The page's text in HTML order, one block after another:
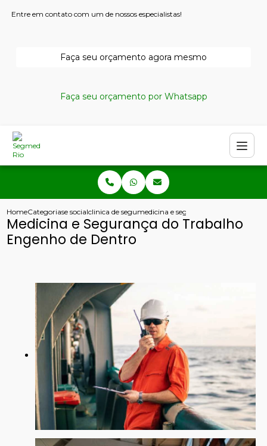
Entre em contato com um de nossos especialistas!
Faça seu orçamento agora mesmo
Faça seu orçamento por Whatsapp
HomeCategoriase socialclinica de seguranca do trabalho
medicina e seguranca do trabalho
Medicina e Segurança do Trabalho
Engenho de Dentro